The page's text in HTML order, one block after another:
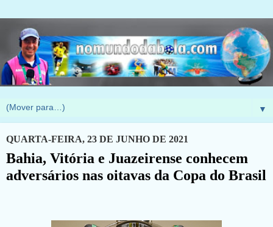
▼
QUARTA-FEIRA, 23 DE JUNHO DE 2021
Bahia, Vitória e Juazeirense conhecem
adversários nas oitavas da Copa do Brasil